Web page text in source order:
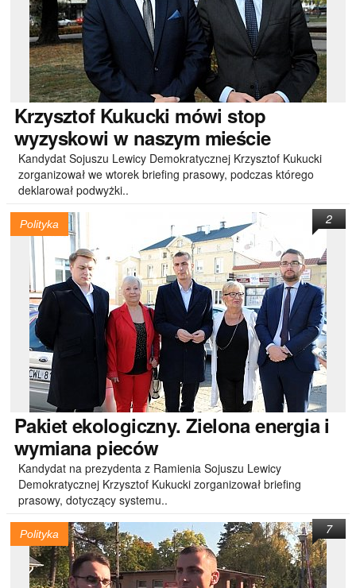
KrzysztofKukucki mówi stop
wyzyskowi w naszym mieście
Kandydat Sojuszu Lewicy Demokratycznej Krzysztof Kukucki
zorganizował we wtorek briefing prasowy, podczas którego
deklarował podwyżki..
Polityka
Pakietekologiczny. Zielona energia i
wymiana pieców
Kandydat na prezydenta z Ramienia Sojuszu Lewicy
Demokratycznej Krzysztof Kukucki zorganizował briefing
prasowy, dotyczący systemu..
2
Polityka 7